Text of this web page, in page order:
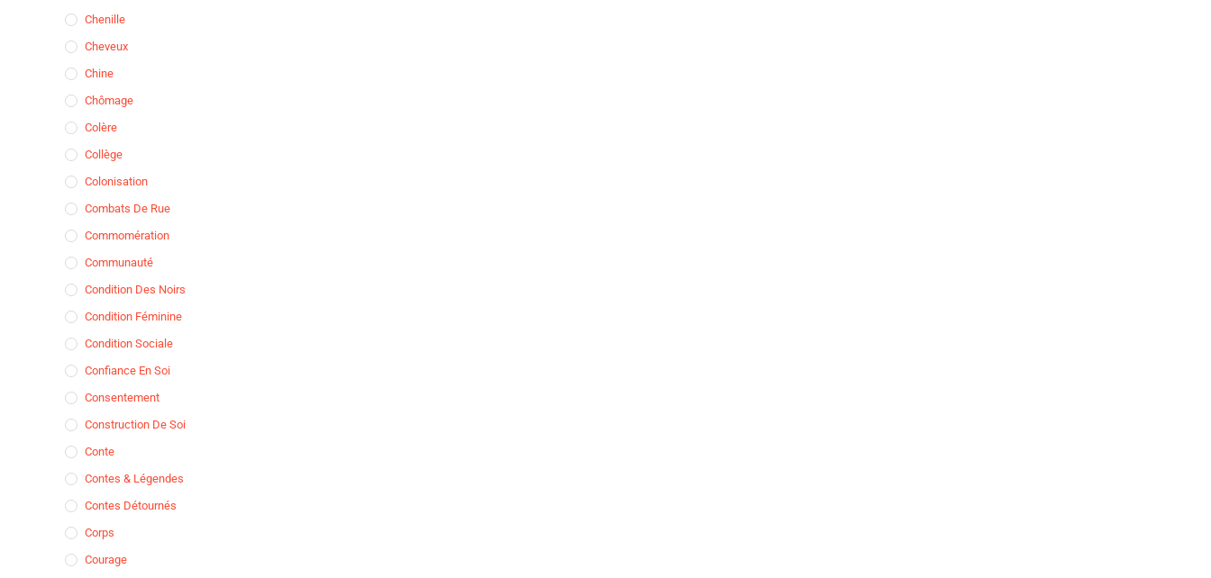
Chenille
Cheveux
Chine
Chômage
Colère
Collège
Colonisation
Combats De Rue
Commomération
Communauté
Condition Des Noirs
Condition Féminine
Condition Sociale
Confiance En Soi
Consentement
Construction De Soi
Conte
Contes & Légendes
Contes Détournés
Corps
Courage